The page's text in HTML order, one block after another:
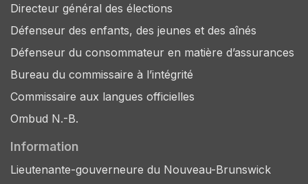
Directeur général des élections
Défenseur des enfants, des jeunes et des aînés
Défenseur du consommateur en matière d’assurances
Bureau du commissaire à l’intégrité
Commissaire aux langues officielles
Ombud N.-B.
Information
Lieutenante-gouverneure du Nouveau-Brunswick